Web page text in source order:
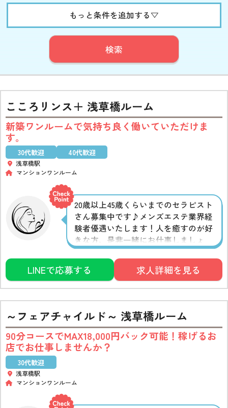
もっと条件を追加する▽
検索
こころリンス＋ 浅草橋ルーム
新築ワンルームで気持ち良く働いていただけま
す。
30代歓迎 40代歓迎
浅草橋駅
マンションワンルーム
20歳以上45歳くらいまでのセラピスト
さん募集中です♪メンズエステ業界経
験者優遇いたします！人を癒すのが好
きな方、是非一緒にお仕事しましょ
う！
LINEで応募する 求人詳細を見る
～フェアチャイルド～ 浅草橋ルーム
90分コースでMAX18,000円バック可能！稼げるお
店でお仕事しませんか？
30代歓迎
浅草橋駅
マンションワンルーム